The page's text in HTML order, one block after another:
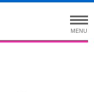
MENU